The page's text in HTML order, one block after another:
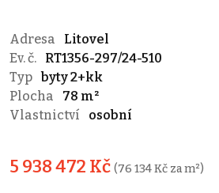
Adresa
Litovel
Ev. č.
RT1356-297/24-510
Typ byty 2+kk
Plocha
78 m²
Vlastnictví
osobní
5 938 472 Kč (76 134 Kč za m²)